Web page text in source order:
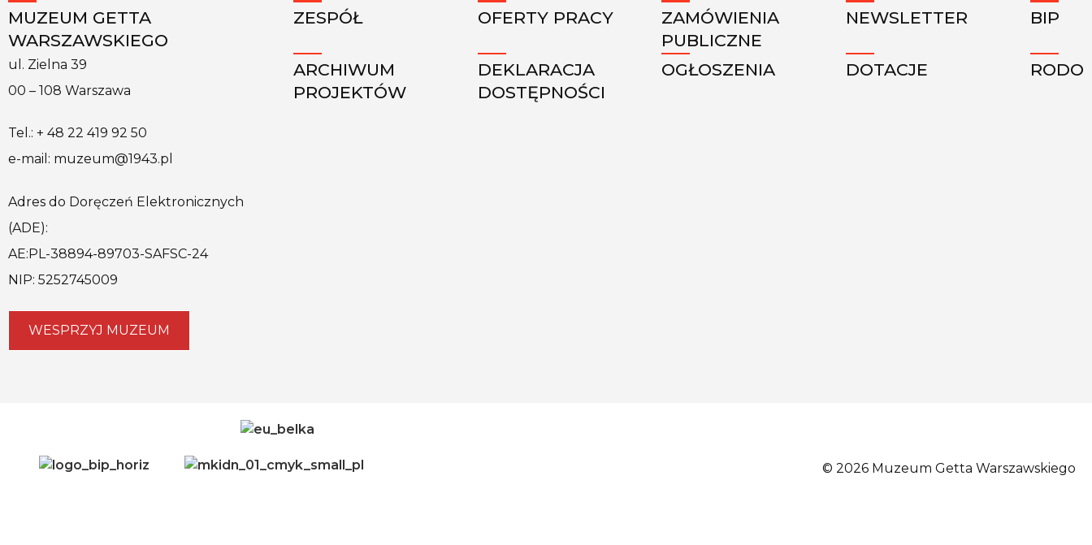
MUZEUM GETTA
WARSZAWSKIEGO
ul. Zielna 39
00 – 108 Warszawa
Tel.: + 48 22 419 92 50
e-mail: muzeum@1943.pl
Adres do Doręczeń Elektronicznych
(ADE):
AE:PL-38894-89703-SAFSC-24
NIP: 5252745009
WESPRZYJ MUZEUM
ZESPÓŁ
ARCHIWUM
PROJEKTÓW
OFERTY PRACY
DEKLARACJA
DOSTĘPNOŚCI
ZAMÓWIENIA
PUBLICZNE
OGŁOSZENIA
NEWSLETTER
DOTACJE
BIP
RODO
© 2026 Muzeum Getta Warszawskiego